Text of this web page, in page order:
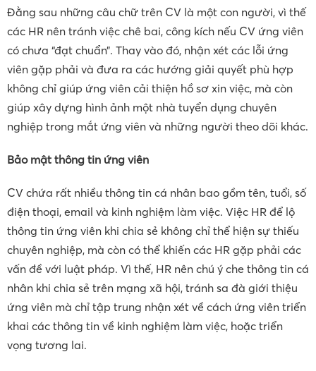
Đằng sau những câu chữ trên CV là một con người, vì thế
các HR nên tránh việc chê bai, công kích nếu CV ứng viên
có chưa “đạt chuẩn”. Thay vào đó, nhận xét các lỗi ứng
viên gặp phải và đưa ra các hướng giải quyết phù hợp
không chỉ giúp ứng viên cải thiện hồ sơ xin việc, mà còn
giúp xây dựng hình ảnh một nhà tuyển dụng chuyên
nghiệp trong mắt ứng viên và những người theo dõi khác.
Bảo mật thông tin ứng viên
CV chứa rất nhiều thông tin cá nhân bao gồm tên, tuổi, số
điện thoại, email và kinh nghiệm làm việc. Việc HR để lộ
thông tin ứng viên khi chia sẻ không chỉ thể hiện sự thiếu
chuyên nghiệp, mà còn có thể khiến các HR gặp phải các
vấn đề với luật pháp. Vì thế, HR nên chú ý che thông tin cá
nhân khi chia sẻ trên mạng xã hội, tránh sa đà giới thiệu
ứng viên mà chỉ tập trung nhận xét về cách ứng viên triển
khai các thông tin về kinh nghiệm làm việc, hoặc triển
vọng tương lai.